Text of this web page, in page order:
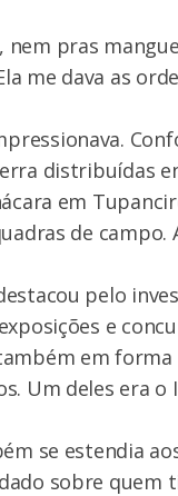
nem pras
me dava as
distribuídas
em
de
pelo
e
em forma
Um deles era
se estendia
sobre quem